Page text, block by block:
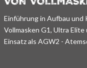
Einführung in Aufbau und
Vollmasken G1, Ultra
Einsatz als AGW2 -